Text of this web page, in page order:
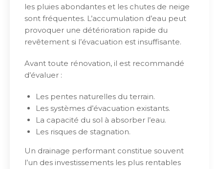
les pluies abondantes et les chutes de neige
sont fréquentes. L’accumulation d’eau peut
provoquer une détérioration rapide du
revêtement si l’évacuation est insuffisante.
Avant toute rénovation, il est recommandé
d’évaluer :
Les pentes naturelles du terrain.
Les systèmes d’évacuation existants.
La capacité du sol à absorber l’eau.
Les risques de stagnation.
Un drainage performant constitue souvent
l’un des investissements les plus rentables